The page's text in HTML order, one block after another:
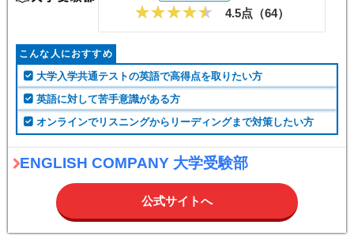
4.5点（64）
こんな人におすすめ
大学入学共通テストの英語で高得点を取りたい方
英語に対して苦手意識がある方
オンラインでリスニングからリーディングまで対策したい方
ENGLISH COMPANY 大学受験部
公式サイトへ